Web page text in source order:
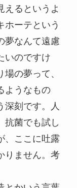
えるというよ
ホーテという
夢なんて遠慮
いのですけ
の夢って、
ようなもの
深刻です。人
抗菌でも試し
、ここに吐露
りません。考